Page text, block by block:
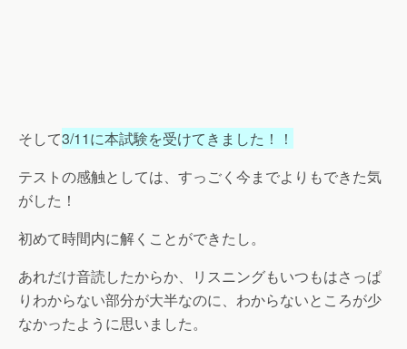
そして3/11に本試験を受けてきました！！
テストの感触としては、すっごく今までよりもできた気
がした！
初めて時間内に解くことができたし。
あれだけ音読したからか、リスニングもいつもはさっぱ
りわからない部分が大半なのに、わからないところが少
なかったように思いました。